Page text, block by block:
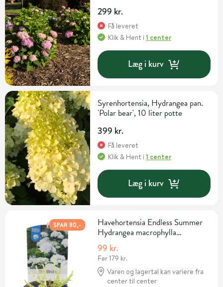
299 kr.
Få leveret
Klik & Hent i1 center
Læg i kurv
Syrenhortensia, Hydrangea pan.
'Polar bear', 10 liter potte
399 kr.
Få leveret
Klik & Hent i1 center
Læg i kurv
SPAR 80,-
Havehortensia Endless Summer
Hydrangea macrophylla
assorterede sorter 2 liter potte
99 kr.
Før 179 kr.
Varen og lagertal kan variere fra
center til center